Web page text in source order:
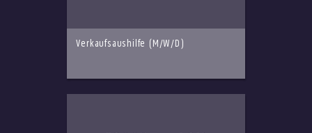
Verkaufsaushilfe (M/W/D)